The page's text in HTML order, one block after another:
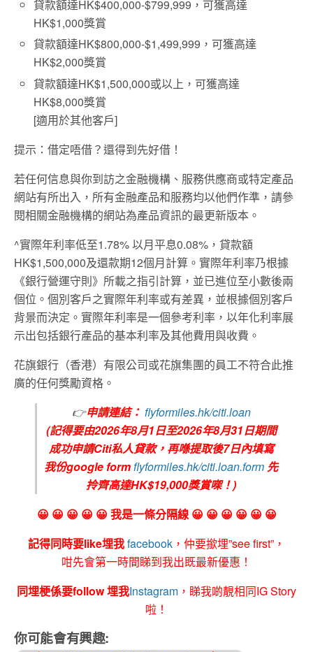
貸款額達HK$400,000-$799,999，可獲高達
HK$1,000獎賞
貸款額達HK$800,000-$1,499,999，可獲高達
HK$2,000獎賞
貸款額達HK$1,500,000或以上，可獲高達
HK$8,000獎賞
[適用於其他客戶]
提示：借定唔借？還得到先好借！
若任何信息與你到訪之金融機構、服務供應商或特定產品
網站有所出入，所有金融產品和服務均以他們作準，請參
閱相關金融機構的網站為產品資訊的最更新版本。
^實際年利率低至1.78% 以月平息0.08%，貸款額
HK$1,500,000及還款期12個月計算。實際年利率乃根據
《銀行營運守則》所載之指引計算，並已進位至小數後兩
個位。個別客戶之實際年利率或有差異，並根據個別客戶
背景而決定。實際年利率是一個參考利率，以年化利率展
示出包括銀行產品的基本利率及其他費用與收費。
花旗銀行（香港） 有限公司或花旗集團的員工不符合此推
廣的任何獎勵資格。
👉申請連結： flyformiles.hk/citi.loan
(記得要由2026年8月1日至2026年8月31日期間
成功申請Citi私人貸款，再喺提取後7日內填寫
我份google form flyformiles.hk/citi.loan.form 先
拎齊高達HK$19,000獎賞㗎！)
😀 😀 😀 😀 😀 我是一條分隔線 😀 😀 😀 😀 😀 😀
記得同時要like埋我facebook ，仲要撳埋”see first”，
咁先會第一時間睇到我出既最新優惠！
同埋梗係要follow 埋我Instagram ，睇我啲靚相同IG Story
啦！
你可能會有興趣: